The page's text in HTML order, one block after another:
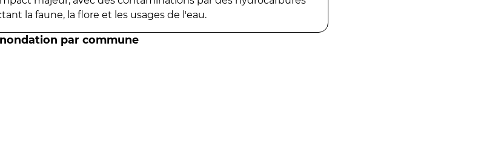
la faune, la flore et les usages de l'eau.
par commune